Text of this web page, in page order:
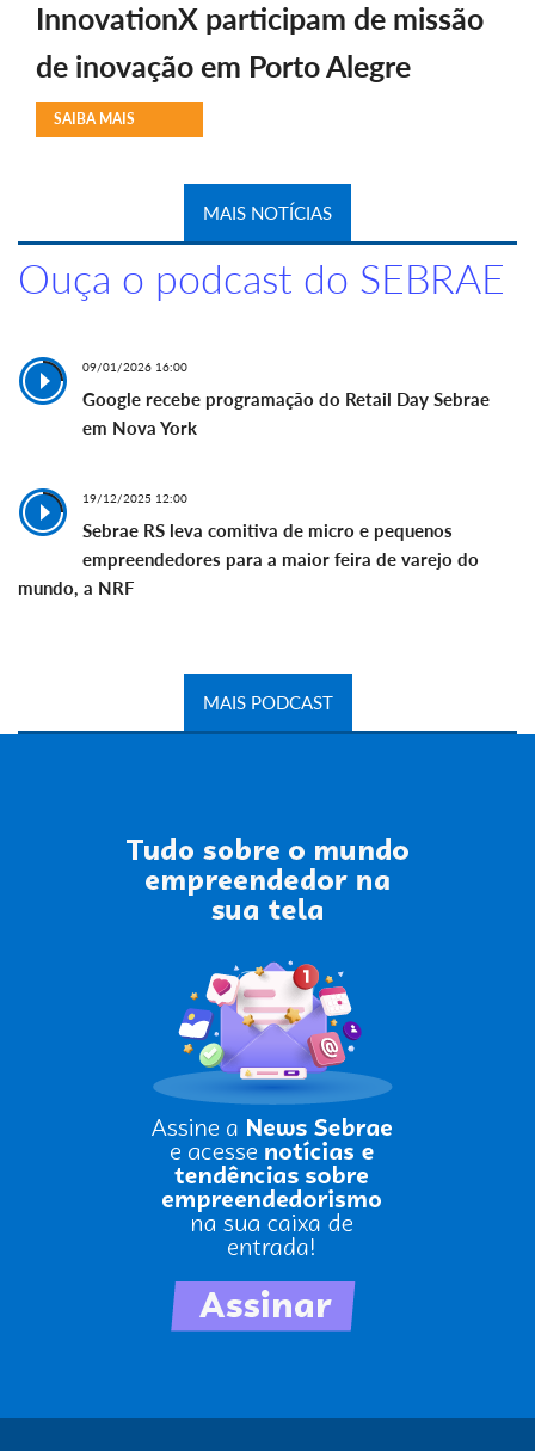
InnovationX participam de missão
de inovação em Porto Alegre
SAIBA MAIS
MAIS NOTÍCIAS
Ouça o podcast do SEBRAE
09/01/2026 16:00
Google recebe programação do Retail Day Sebrae
em Nova York
19/12/2025 12:00
Sebrae RS leva comitiva de micro e pequenos
empreendedores para a maior feira de varejo do
mundo, a NRF
MAIS PODCAST